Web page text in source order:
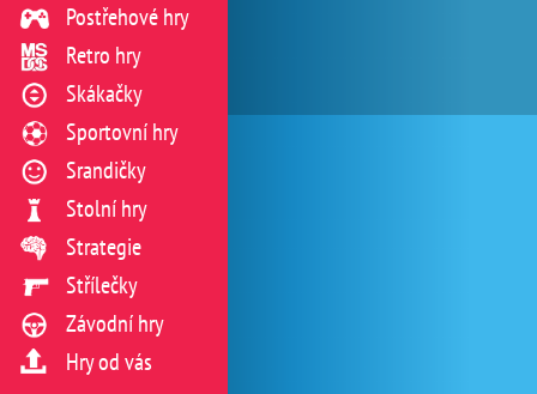
Postřehové hry
Retro hry
Skákačky
Sportovní hry
Srandičky
Stolní hry
Strategie
Střílečky
Závodní hry
Hry od vás